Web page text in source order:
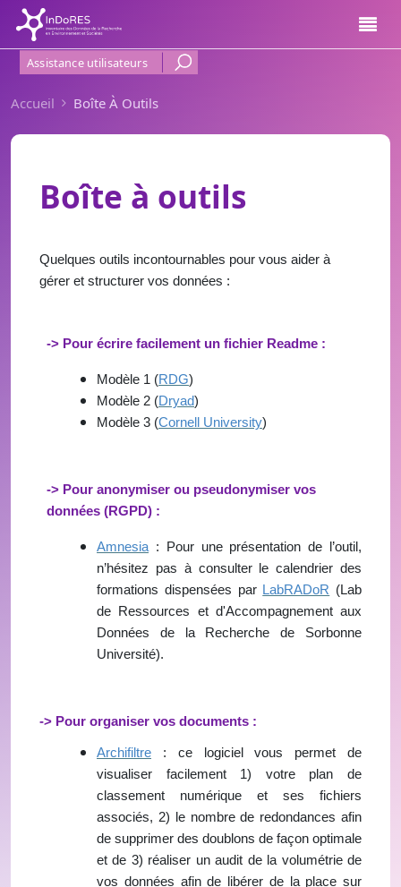
Aller au contenu principal
Menu Haut de page
Assistance utilisateurs
Accueil Boîte À Outils
Boîte à outils
Quelques outils incontournables pour vous aider à
gérer et structurer vos données :
-> Pour écrire facilement un fichier Readme :
Modèle 1 (RDG)
Modèle 2 (Dryad)
Modèle 3 (Cornell University)
-> Pour anonymiser ou pseudonymiser vos
données (RGPD) :
Amnesia : Pour une présentation de l’outil,
n’hésitez pas à consulter le calendrier des
formations dispensées par LabRADoR (Lab
de Ressources et d'Accompagnement aux
Données de la Recherche de Sorbonne
Université).
-> Pour organiser vos documents :
Archifiltre : ce logiciel vous permet de
visualiser facilement 1) votre plan de
classement numérique et ses fichiers
associés, 2) le nombre de redondances afin
de supprimer des doublons de façon optimale
et de 3) réaliser un audit de la volumétrie de
vos données afin de libérer de la place sur